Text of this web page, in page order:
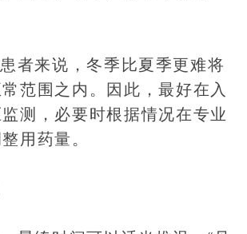
者来说，冬季比夏季更难将
范围之内。因此，最好在入
测，必要时根据情况在专业
用药量。